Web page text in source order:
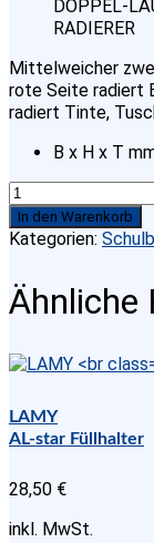
DOPPEL-
RADIERER
Mittelweicher
rote Seite radiert
radiert Tinte,
B x H x T
DOPPEL-
LÄUFER
UNIVERSAL
RADIERER
Menge
In den Warenkorb
Kategorien:
Ähnliche
LAMY
AL-star Füllhalter
28,50 €
inkl. MwSt.